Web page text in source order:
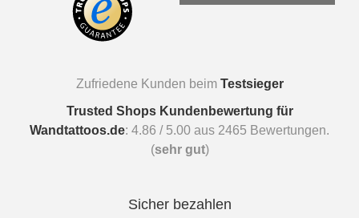
Zufriedene Kunden beim Testsieger
Trusted Shops Kundenbewertung für
Wandtattoos.de: 4.86 / 5.00 aus 2465 Bewertungen.
(sehr gut)
Sicher bezahlen